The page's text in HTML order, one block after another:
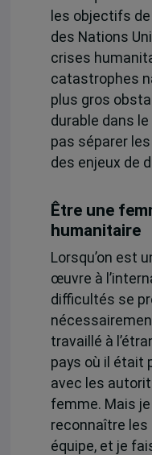
les objectifs
des Nations
crises
catastrophes
plus gros
durable dans
pas séparer
des enjeux de
Être une
humanitaire
Lorsqu’on est
œuvre à
difficultés se
travaillé à
pays où il était
avec les
femme. Mais
reconnaître
équipe, et je